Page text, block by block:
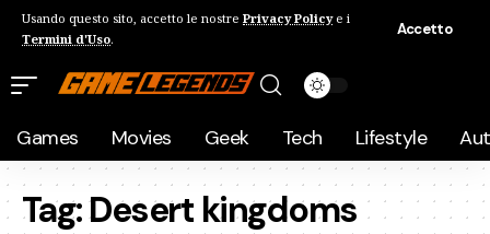
Usando questo sito, accetto le nostre Privacy Policye i
Termini d'Uso.
Accetto
Games Movies Geek Tech Lifestyle
Tag:Desert kingdoms